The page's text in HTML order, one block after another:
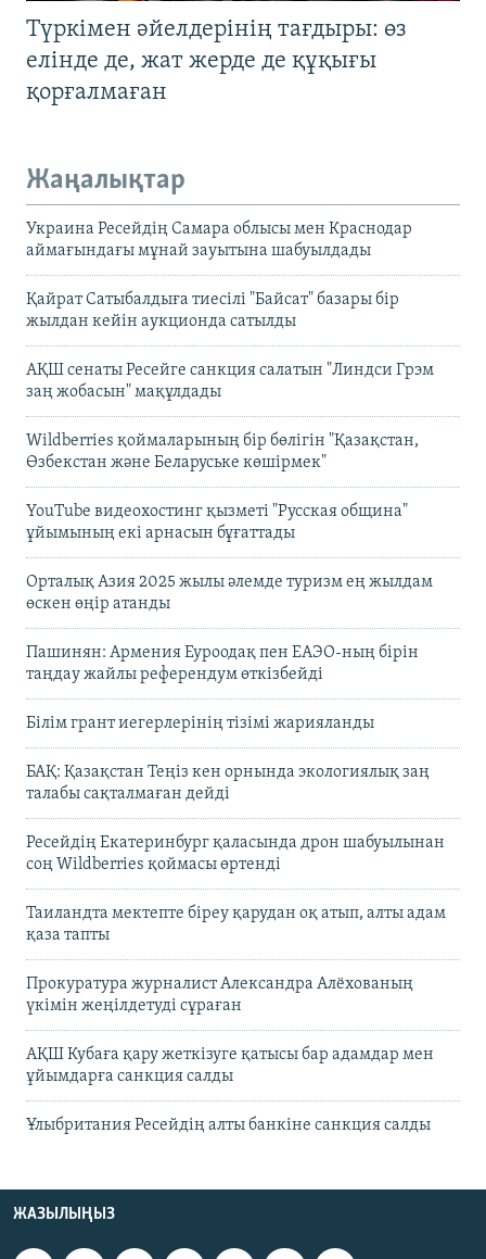
Түркімен әйелдерінің тағдыры: өз
елінде де, жат жерде де құқығы
қорғалмаған
Жаңалықтар
Украина Ресейдің Самара облысы мен Краснодар
аймағындағы мұнай зауытына шабуылдады
Қайрат Сатыбалдыға тиесілі "Байсат" базары бір
жылдан кейін аукционда сатылды
АҚШ сенаты Ресейге санкция салатын "Линдси Грэм
заң жобасын" мақұлдады
Wildberries қоймаларының бір бөлігін "Қазақстан,
Өзбекстан және Беларуське көшірмек"
YouTube видеохостинг қызметі "Русская община"
ұйымының екі арнасын бұғаттады
Орталық Азия 2025 жылы әлемде туризм ең жылдам
өскен өңір атанды
Пашинян: Армения Еуроодақ пен ЕАЭО-ның бірін
таңдау жайлы референдум өткізбейді
Білім грант иегерлерінің тізімі жарияланды
БАҚ: Қазақстан Теңіз кен орнында экологиялық заң
талабы сақталмаған дейді
Ресейдің Екатеринбург қаласында дрон шабуылынан
соң Wildberries қоймасы өртенді
Таиландта мектепте біреу қарудан оқ атып, алты адам
қаза тапты
Прокуратура журналист Александра Алёхованың
үкімін жеңілдетуді сұраған
АҚШ Кубаға қару жеткізуге қатысы бар адамдар мен
ұйымдарға санкция салды
Ұлыбритания Ресейдің алты банкіне санкция салды
ЖАЗЫЛЫҢЫЗ